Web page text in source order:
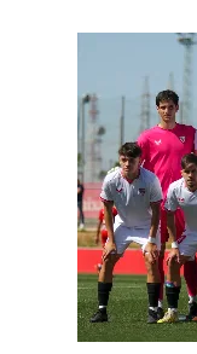
Alberto Flores,
jugador del
El Granada
El Sevilla
oferta de 420
El Sevilla mueve
para el ataque
Crónica